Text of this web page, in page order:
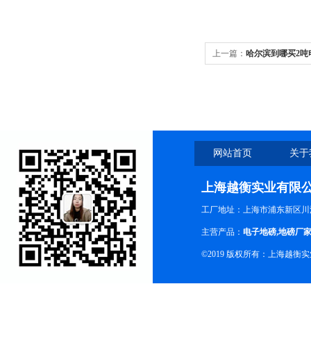
上一篇： 哈尔滨到哪买2
网站首页 关
上海越衡实业有限
工厂地址：上海市浦东新区川
主营产品： 电子地磅,地磅厂家
©2019 版权所有：上海越衡